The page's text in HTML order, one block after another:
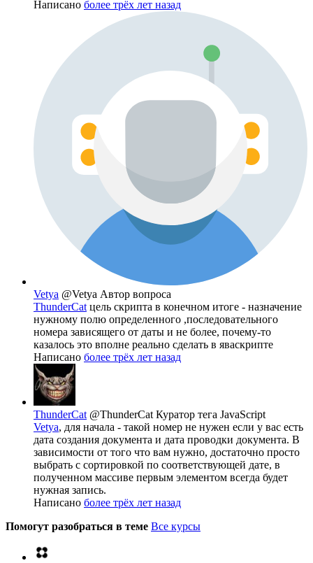
Написано более трёх лет назад
Vetya @Vetya Автор вопроса
ThunderCat цель скрипта в конечном итоге - назначение
нужному полю определенного ,последовательного
номера зависящего от даты и не более, почему-то
казалось это вполне реально сделать в яваскрипте
Написано более трёх лет назад
ThunderCat @ThunderCat Куратор тега JavaScript
Vetya, для начала - такой номер не нужен если у вас есть
дата создания документа и дата проводки документа. В
зависимости от того что вам нужно, достаточно просто
выбрать с сортировкой по соответствующей дате, в
полученном массиве первым элементом всегда будет
нужная запись.
Написано более трёх лет назад
Помогут разобраться в теме Все курсы